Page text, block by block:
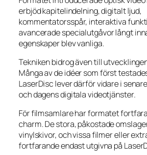
erbjöd kapitelindelning, digitalt ljud,
kommentatorsspår, interaktiva
avancerade specialutgåvor långt
egenskaper blev vanliga.
Tekniken bidrog även till
Många av de idéer som först
LaserDisc lever därför vidare i
och dagens digitala videotjänster.
För filmsamlare har formatet
charm. De stora, påkostade
vinylskivor, och vissa filmer eller
fortfarande endast utgivna på